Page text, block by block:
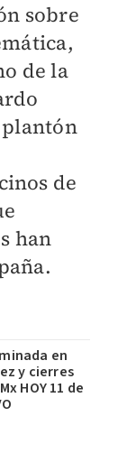
sobre
de la
plantón
de
han
en
y cierres
HOY 11 de